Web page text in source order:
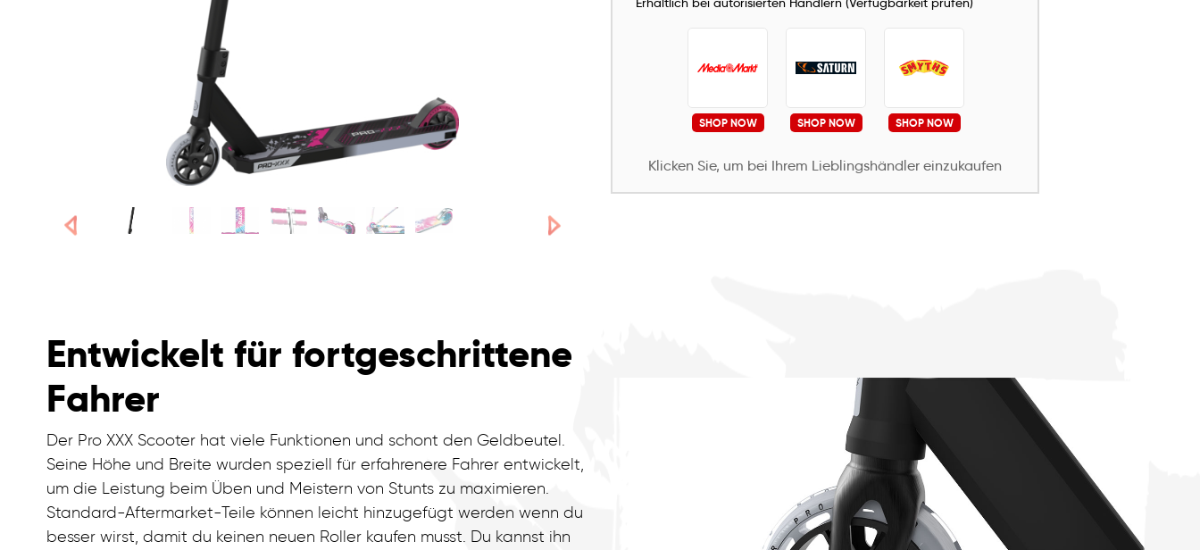
Weiter
SHOP NOW SHOP NOW SHOP NOW
Klicken Sie, um bei Ihrem Lieblingshändler einzukaufen
Entwickelt für fortgeschrittene
Fahrer
Der Pro XXX Scooter hat viele Funktionen und schont den Geldbeutel.
Seine Höhe und Breite wurden speziell für erfahrenere Fahrer entwickelt,
um die Leistung beim Üben und Meistern von Stunts zu maximieren.
Standard-Aftermarket-Teile können leicht hinzugefügt werden wenn du
besser wirst, damit du keinen neuen Roller kaufen musst. Du kannst ihn